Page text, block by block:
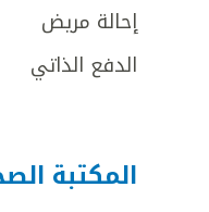
إحالة مريض
الدفع الذاتي
المكتبة